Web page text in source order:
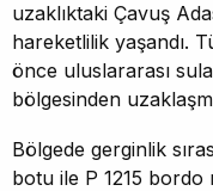
uzaklıktaki Çavuş
hareketlilik yaşandı.
önce uluslararası
bölgesinden
Bölgede gerginlik
botu ile P 1215 bordo